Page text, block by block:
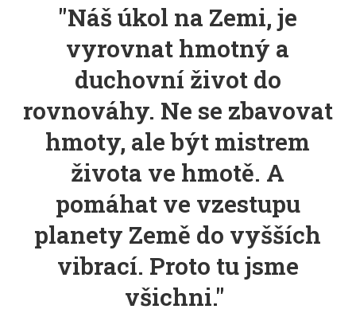
"Náš úkol na Zemi, je
vyrovnat hmotný a
duchovní život do
rovnováhy. Ne se zbavovat
hmoty, ale být mistrem
života ve hmotě. A
pomáhat ve vzestupu
planety Země do vyšších
vibrací. Proto tu jsme
všichni."